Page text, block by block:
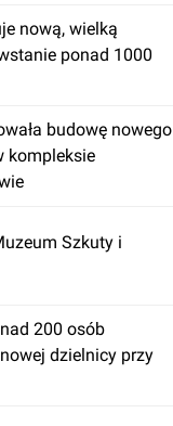
nową, wielką
ponad 1000
budowę nowego
kompleksie
Szkuty i
200 osób
dzielnicy przy